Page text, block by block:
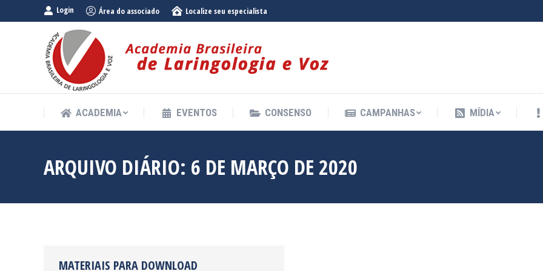
Login Área do associado Localize seu especialista
ACADEMIA
EVENTOS CONSENSO CAMPANHAS MÍDIA
ARQUIVO DIÁRIO: 6 DE MARÇO DE 2020
MATERIAIS PARA DOWNLOAD
ACADEMIA EVENTOS CONSENSO CAMPANHAS MÍDIA